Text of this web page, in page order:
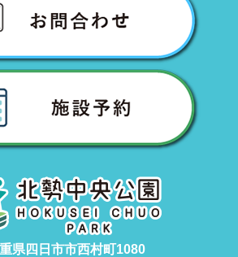
県四日市市西村町1080